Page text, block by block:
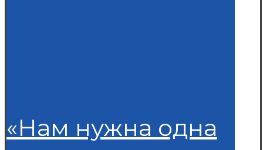
«Нам нужна одна